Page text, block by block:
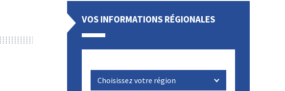
VOS INFORMATIONS RÉGIONALES